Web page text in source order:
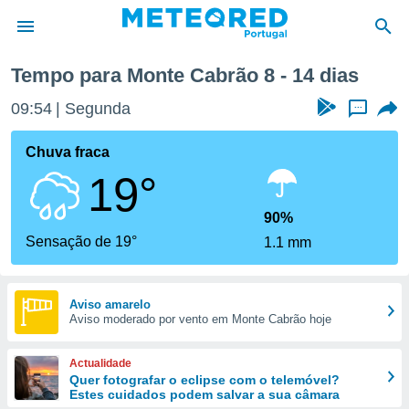
da
foi
fornecidas
a este
das
forma
digital
Tempo para Monte Cabrão 8 - 14 dias
09:54 Segunda ...
Chuva fraca
19°
Sensação de 19°
90%
1.1 mm
Aviso amarelo
Aviso moderado por vento em Monte Cabrão hoje
Actualidade
Quer fotografar o eclipse com o telemóvel?
Estes cuidados podem salvar a sua câmara